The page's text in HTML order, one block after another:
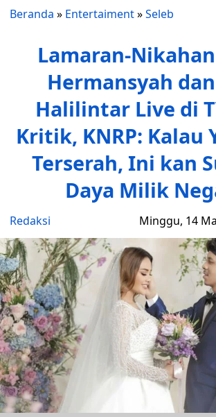
Beranda » Entertaiment»Seleb
Lamaran-
Hermansyah
Halilintar Live di
Kritik, KNRP: Kalau
Terserah, Ini kan
Daya Milik
Redaksi Minggu, 14